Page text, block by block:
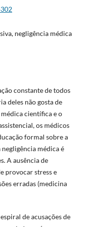
negligência médica
constante de todos
deles não gosta de
científica e o
os médicos
formal sobre a
médica é
A ausência de
provocar stress e
erradas (medicina
de acusações de